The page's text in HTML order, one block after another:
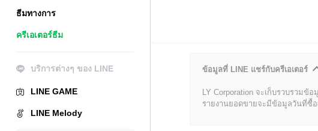
ธีมทางการ
ครีเอเตอร์ธีม
บริการต่างๆ ของ LINE
LINE GAME
LINE Melody
ข้อมูลที่ LINE แชร์กับครีเอเตอร์
LY Corporation จะเก็บรวบรวมข้
รายงานยอดขายจะมีข้อมูลวันที่ซื้